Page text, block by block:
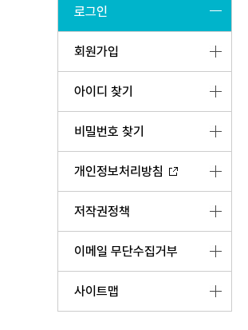
로그인
회원가입
아이디 찾기
비밀번호 찾기
개인정보처리방침
저작권정책
이메일 무단수집거부
사이트맵